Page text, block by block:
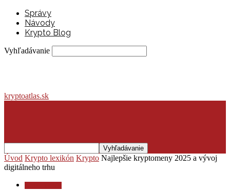
Správy
Návody
Krypto Blog
Vyhľadávanie
kryptoatlas.sk
Úvod Krypto lexikón Krypto Najlepšie kryptomeny 2025 a vývoj
digitálneho trhu